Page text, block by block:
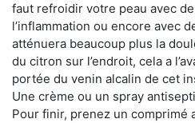
faut refroidir votre peau avec
l’inflammation ou encore avec
atténuera beaucoup plus la
du citron sur l’endroit, cela a
portée du venin alcalin de cet
Une crème ou un spray
Pour finir, prenez un comprimé